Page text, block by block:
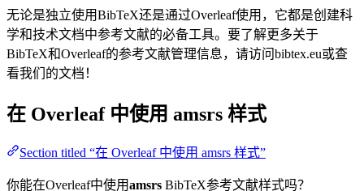
无论是独立使用BibTeX还是通过Overleaf使用，它都是创建科
学和技术文档中参考文献的必备工具。要了解更多关于
BibTeX和Overleaf的参考文献管理信息，请访问bibtex.eu或查
看我们的文档！
在 Overleaf 中使用 amsrs 样式
Section titled “在 Overleaf 中使用 amsrs 样式”
你能在Overleaf中使用amsrs BibTeX参考文献样式吗？